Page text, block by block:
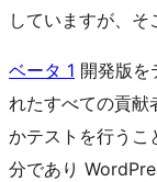
していますが、そ
ベータ 1 開発版を
れたすべての貢献
かテストを行うこ
分であり